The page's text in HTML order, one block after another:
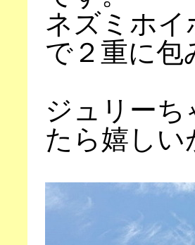
ネズミホイ
で２重に包
ジュリー
たら嬉しい